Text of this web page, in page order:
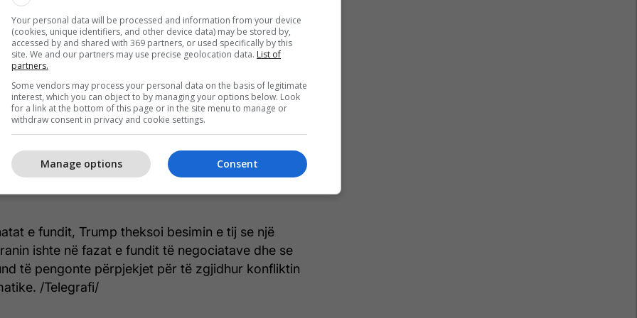
lindore. Në vend të kësaj, ai këmbënguli që
sulmeve të Iranit, tha burimi izraelit. Trump
kufizonte përgjigjen për të shmangur
vende në Iran që përfshinin një strukturë
u bë aq i nxehtë sa telefonatat midis dy burrave
u përkeqësuan në mallkimin e Netanyahut nga
e fundit, Trump theksoi besimin e tij se një
ishte në fazat e fundit të negociatave dhe se
të pengonte përpjekjet për të zgjidhur konfliktin
/Telegrafi/
Your personal data will be processed and information from your device
(cookies, unique identifiers, and other device data) may be stored by,
accessed by and shared with 369 partners, or used specifically by this
site. We and our partners may use precise geolocation data. List of
partners.
Some vendors may process your personal data on the basis of legitimate
interest, which you can object to by managing your options below. Look
for a link at the bottom of this page or in the site menu to manage or
withdraw consent in privacy and cookie settings.
Consent
Manage options